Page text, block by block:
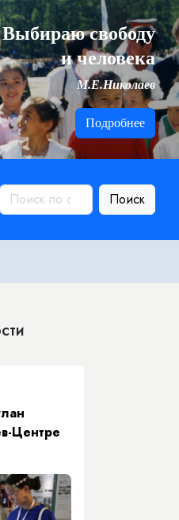
Выбираю свободу
и человека
М.Е.Николаев
Подробнее
Поиск
Центре